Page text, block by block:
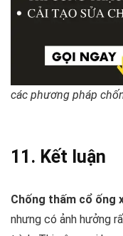
các phương pháp
11. Kết luận
Chống thấm cổ ống
nhưng có ảnh hưởng